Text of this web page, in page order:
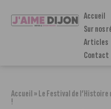
Accueil
Sur nos
Articles
Contact
Accueil»Le Festival de l’Histoire
!